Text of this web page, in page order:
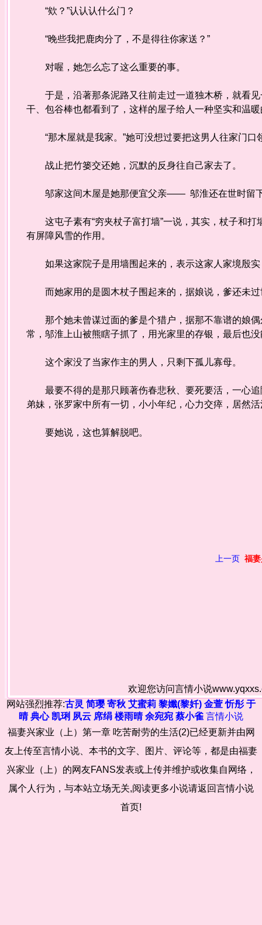
“欸？”认认认什么门？
“晚些我把鹿肉分了，不是得往你家送？”
对喔，她怎么忘了这么重要的事。
于是，沿著那条泥路又往前走过一道独木桥，就看见
干、包谷棒也都看到了，这样的屋子给人一种坚实和温
“那木屋就是我家。”她可没想过要把这男人往家门口
战止把竹篓交还她，沉默的反身往自己家去了。
邬家这间木屋是她那便宜父亲—— 邬淮还在世时留下
这屯子素有“穷夹杖子富打墙”一说，其实，杖子和打
有屏障风雪的作用。
如果这家院子是用墙围起来的，表示这家人家境殷实
而她家用的是圆木杖子围起来的，据娘说，爹还未过
那个她未曾谋过面的爹是个猎户，据那不靠谱的娘偶
常，邬淮上山被熊瞎子抓了，用光家里的存银，最后也
这个家没了当家作主的男人，只剩下孤儿寡母。
最要不得的是那只顾著伤春悲秋、要死要活，一心追
弟妹，张罗家中所有一切，小小年纪，心力交瘁，居然
要她说，这也算解脱吧。
上一页 福
欢迎您访问言情小说
网站强烈推荐:古灵 简璎 寄秋 艾蜜莉 黎孅(黎奷) 金萱 忻彤 于
晴 典心 凯琍 夙云 席绢 楼雨晴 余宛宛 蔡小雀 言情小说
福妻兴家业（上）第一章 吃苦耐劳的生活(2)已经更新并由网
友上传至言情小说、本书的文字、图片、评论等，都是由福妻
兴家业（上）的网友FANS发表或上传并维护或收集自网络，
属个人行为，与本站立场无关,阅读更多小说请返回言情小说
首页!